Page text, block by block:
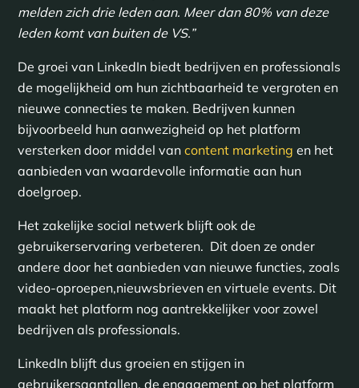
melden zich drie leden aan. Meer dan 80% van deze
leden komt van buiten de VS.”
De groei van LinkedIn biedt bedrijven en professionals
de mogelijkheid om hun zichtbaarheid te vergroten en
nieuwe connecties te maken. Bedrijven kunnen
bijvoorbeeld hun aanwezigheid op het platform
versterken door middel van content marketing en het
aanbieden van waardevolle informatie aan hun
doelgroep.
Het zakelijke social netwerk blijft ook de
gebruikerservaring verbeteren. Dit doen ze onder
andere door het aanbieden van nieuwe functies, zoals
video-oproepen,nieuwsbrieven en virtuele events. Dit
maakt het platform nog aantrekkelijker voor zowel
bedrijven als professionals.
LinkedIn blijft dus groeien en stijgen in
gebruikersaantallen, de engagement op het platform